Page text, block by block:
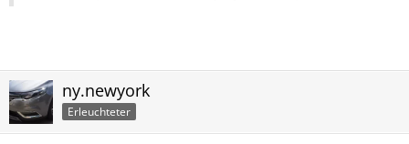
ny.newyork
Erleuchteter